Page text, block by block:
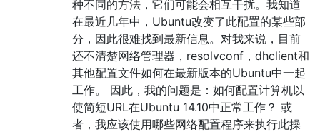
种不同的方法，它们可能会相互干扰。我知道
在最近几年中，Ubuntu改变了此配置的某些部
分，因此很难找到最新信息。对我来说，目前
还不清楚网络管理器，resolvconf，dhclient和
其他配置文件如何在最新版本的Ubuntu中一起
工作。 因此，我的问题是：如何配置计算机以
使简短URL在Ubuntu 14.10中正常工作？ 或
者，我应该使用哪些网络配置程序来执行此操